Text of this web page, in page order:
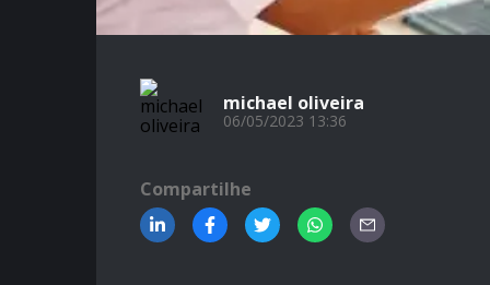
michael oliveira
06/05/2023 13:36
Compartilhe